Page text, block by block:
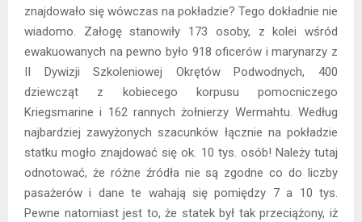
znajdowało się wówczas na pokładzie? Tego dokładnie nie
wiadomo. Załogę stanowiły 173 osoby, z kolei wśród
ewakuowanych na pewno było 918 oficerów i marynarzy z
II Dywizji Szkoleniowej Okrętów Podwodnych, 400
dziewcząt z kobiecego korpusu pomocniczego
Kriegsmarine i 162 rannych żołnierzy Wermahtu. Według
najbardziej zawyżonych szacunków łącznie na pokładzie
statku mogło znajdować się ok. 10 tys. osób! Należy tutaj
odnotować, że różne źródła nie są zgodne co do liczby
pasażerów i dane te wahają się pomiędzy 7 a 10 tys.
Pewne natomiast jest to, że statek był tak przeciążony, iż